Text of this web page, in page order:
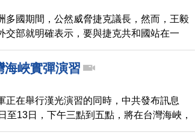
多國期間，公然威脅捷克議長，然而，王毅
交部就明確表示，要與捷克共和國站在一
發出的威脅。另外，德國外長馬斯更是在與
，歐洲人尊重國際夥伴，但我們也希望獲得
合這裡」。
海峽實彈演習
正在舉行漢光演習的同時，中共發布訊息
至13日，下午三點到五點，將在台灣海峽，
高度8千米，禁止船隻進入，消息也引發網友